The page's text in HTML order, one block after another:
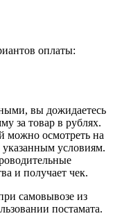
оплаты:
вы дожидаетесь
за товар в рублях.
можно осмотреть на
указанным условиям.
и получает чек.
самовывозе из
постамата.